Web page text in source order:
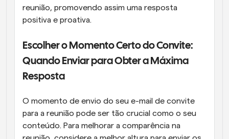
reunião, promovendo assim uma resposta
positiva e proativa.
Escolher o Momento Certo do Convite:
Quando Enviar para Obter a Máxima
Resposta
O momento de envio do seu e-mail de convite
para a reunião pode ser tão crucial como o seu
conteúdo. Para melhorar a comparência na